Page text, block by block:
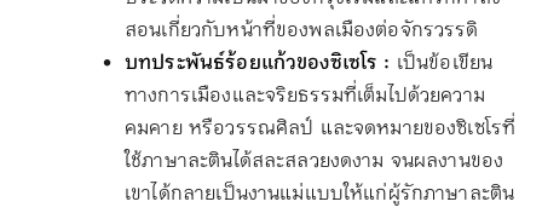
สอนเกี่ยวกับหน้าที่ของพลเมืองต่อจักรวรรดิ
บทประพันธ์ร้อยแก้วของซิเซโร : เป็นข้อเขียน
ทางการเมืองและจริยธรรมที่เต็มไปด้วยความ
คมคาย หรือวรรณศิลป์ และจดหมายของซิเซโรที่
ใช้ภาษาละตินได้สละสลวยงดงาม จนผลงานของ
เขาได้กลายเป็นงานแม่แบบให้แก่ผู้รักภาษาละติน